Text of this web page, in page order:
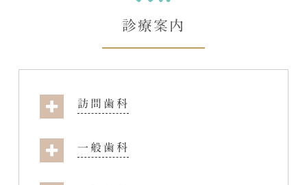
診療案内
訪問歯科
一般歯科